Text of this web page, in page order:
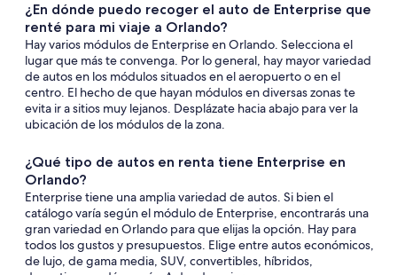
¿En dónde puedo recoger el auto de Enterprise que
renté para mi viaje a Orlando?
Hay varios módulos de Enterprise en Orlando. Selecciona el
lugar que más te convenga. Por lo general, hay mayor variedad
de autos en los módulos situados en el aeropuerto o en el
centro. El hecho de que hayan módulos en diversas zonas te
evita ir a sitios muy lejanos. Desplázate hacia abajo para ver la
ubicación de los módulos de la zona.
¿Qué tipo de autos en renta tiene Enterprise en
Orlando?
Enterprise tiene una amplia variedad de autos. Si bien el
catálogo varía según el módulo de Enterprise, encontrarás una
gran variedad en Orlando para que elijas la opción. Hay para
todos los gustos y presupuestos. Elige entre autos económicos,
de lujo, de gama media, SUV, convertibles, híbridos,